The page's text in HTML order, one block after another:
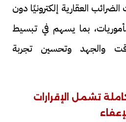
العقارية إلكترونيًا دون
بما يسهم في تبسيط
والجهد وتحسين تجربة
تشمل الإقرارات